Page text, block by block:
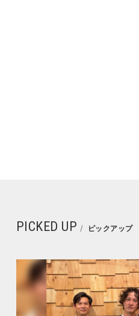
PICKED UP ピックアップ